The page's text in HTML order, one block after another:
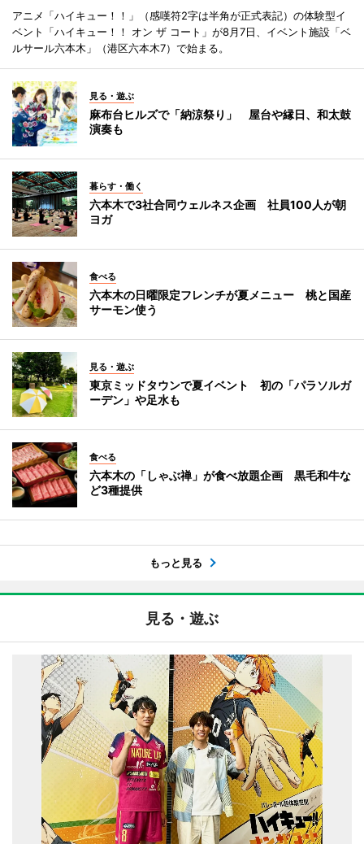
アニメ「ハイキュー！！」（感嘆符2字は半角が正式表記）の体験型イ
ベント「ハイキュー！！ オン ザ コート」が8月7日、イベント施設「ベ
ルサール六本木」（港区六本木7）で始まる。
見る・遊ぶ
麻布台ヒルズで「納涼祭り」 屋台や縁日、和太鼓
演奏も
暮らす・働く
六本木で3社合同ウェルネス企画 社員100人が朝
ヨガ
食べる
六本木の日曜限定フレンチが夏メニュー 桃と国産
サーモン使う
見る・遊ぶ
東京ミッドタウンで夏イベント 初の「パラソルガ
ーデン」や足水も
食べる
六本木の「しゃぶ禅」が食べ放題企画 黒毛和牛な
ど3種提供
もっと見る
見る・遊ぶ